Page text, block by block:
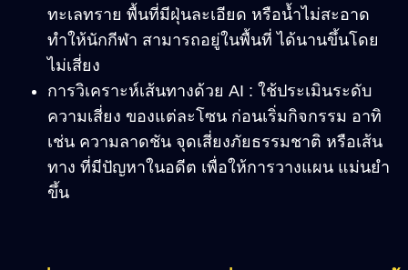
ทะเลทราย พื้นที่มีฝุ่นละเอียด หรือน้ำไม่สะอาด
ทำให้นักกีฬา สามารถอยู่ในพื้นที่ ได้นานขึ้นโดย
ไม่เสี่ยง
การวิเคราะห์เส้นทางด้วย AI : ใช้ประเมินระดับ
ความเสี่ยง ของแต่ละโซน ก่อนเริ่มกิจกรรม อาทิ
เช่น ความลาดชัน จุดเสี่ยงภัยธรรมชาติ หรือเส้น
ทาง ที่มีปัญหาในอดีต เพื่อให้การวางแผน แม่นยำ
ขึ้น